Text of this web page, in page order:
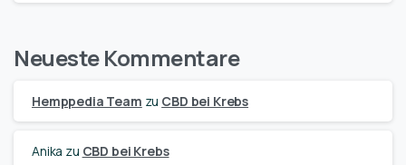
Neueste Kommentare
Hemppedia Team zu CBD bei Krebs
Anika zu CBD bei Krebs